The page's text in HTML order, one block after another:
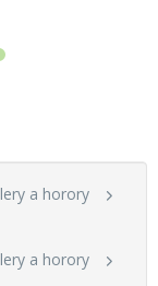
a horory
a horory